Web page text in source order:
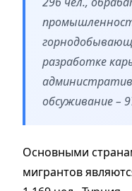
разработке
обсуживание –
Основными
мигрантов